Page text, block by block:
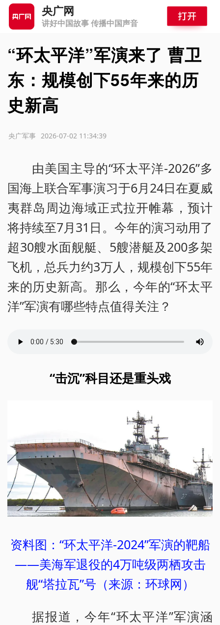
央广网
讲好中国故事 传播中国声音
“环太平洋”军演来了 曹卫
东：规模创下55年来的历
史新高
2026-07-02 11:34:39
央广军事
由美国主导的“环太平洋-2026”多
国海上联合军事演习于6月24日在夏威
夷群岛周边海域正式拉开帷幕，预计
将持续至7月31日。今年的演习动用了
超30艘水面舰艇、5艘潜艇及200多架
飞机，总兵力约3万人，规模创下55年
来的历史新高。那么，今年的“环太平
洋”军演有哪些特点值得关注？
“击沉”科目还是重头戏
资料图：“环太平洋-2024”军演的靶船
——美海军退役的4万吨级两栖攻击
舰“塔拉瓦”号（来源：环球网）
据报道，今年“环太平洋”军演涵